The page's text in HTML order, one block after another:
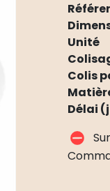
Unité
Colis
Délai